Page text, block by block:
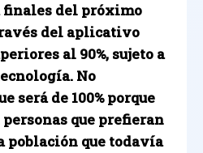
finales del próximo
del aplicativo
al 90%, sujeto a
No
será de 100% porque
que prefieran
población que todavía